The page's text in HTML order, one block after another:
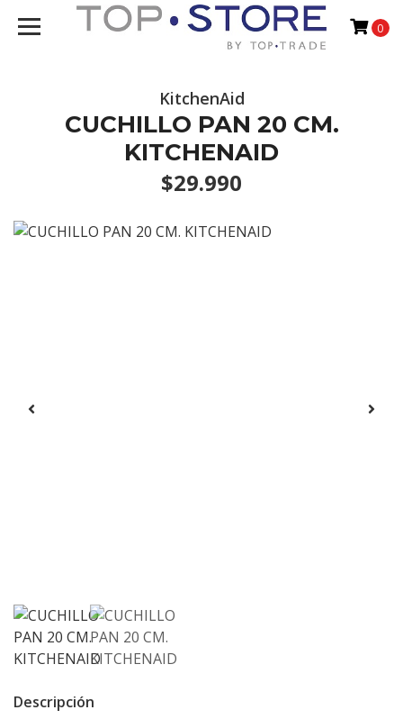
0
KitchenAid
CUCHILLO PAN 20 CM.
KITCHENAID
$29.990
Descripción